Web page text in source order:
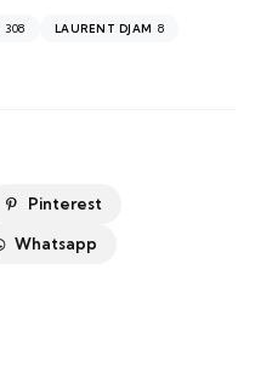
308 LAURENT DJAM 8
Pinterest
Whatsapp